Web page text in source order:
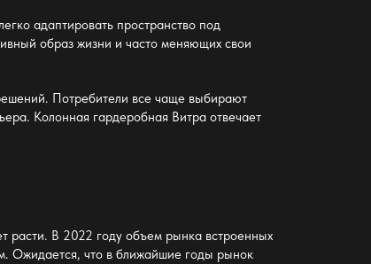
адаптировать пространство под
образ жизни и часто меняющих свои
Потребители все чаще выбирают
Колонная гардеробная Витра отвечает
расти. В 2022 году объем рынка встроенных
Ожидается, что в ближайшие годы рынок